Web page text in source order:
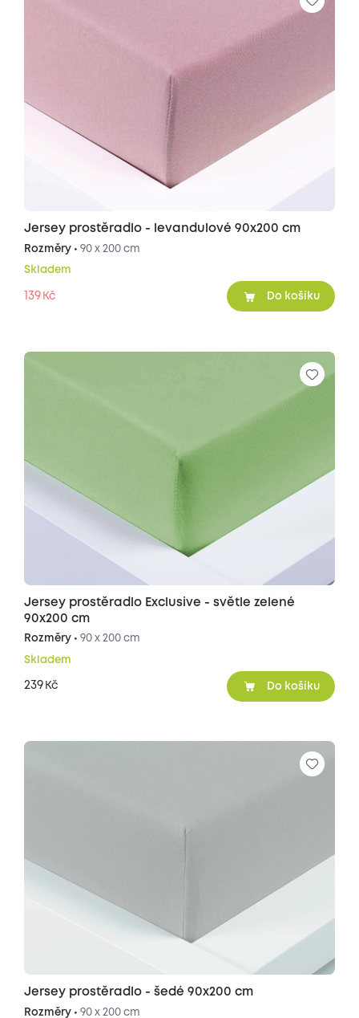
Jersey prostěradlo - levandulové 90x200 cm
Rozměry • 90 x 200 cm
Skladem
139 Kč Do košíku
Jersey prostěradlo Exclusive - světle zelené
90x200 cm
Rozměry • 90 x 200 cm
Skladem
239 Kč Do košíku
Jersey prostěradlo - šedé 90x200 cm
Rozměry • 90 x 200 cm